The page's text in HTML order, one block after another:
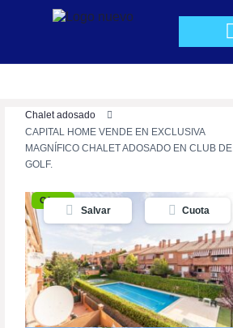
Chalet adosado
CAPITAL HOME VENDE EN EXCLUSIVA
MAGNÍFICO CHALET ADOSADO EN CLUB DE
GOLF.
Oferta
Salvar Cuota